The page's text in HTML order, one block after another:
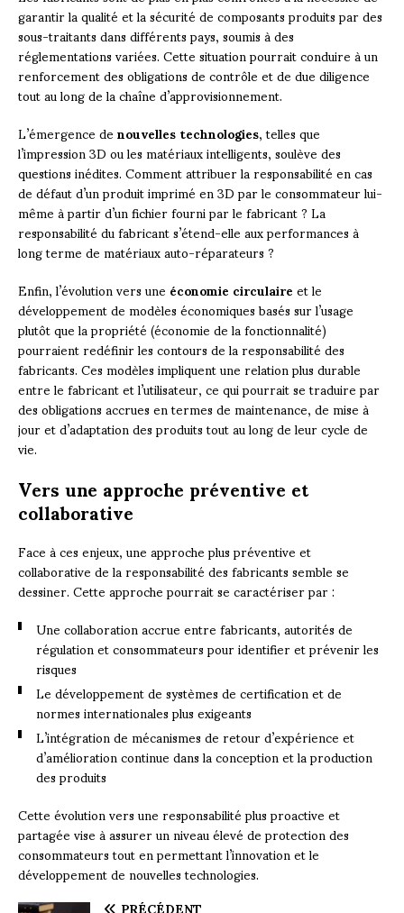
garantir la qualité et la sécurité de composants produits par des
sous-traitants dans différents pays, soumis à des
réglementations variées. Cette situation pourrait conduire à un
renforcement des obligations de contrôle et de due diligence
tout au long de la chaîne d’approvisionnement.
L’émergence denouvelles technologies, telles que
l’impression 3D ou les matériaux intelligents, soulève des
questions inédites. Comment attribuer la responsabilité en cas
de défaut d’un produit imprimé en 3D par le consommateur lui-
même à partir d’un fichier fourni par le fabricant ? La
responsabilité du fabricant s’étend-elle aux performances à
long terme de matériaux auto-réparateurs ?
Enfin, l’évolution vers uneéconomie circulaireet le
développement de modèles économiques basés sur l’usage
plutôt que la propriété (économie de la fonctionnalité)
pourraient redéfinir les contours de la responsabilité des
fabricants. Ces modèles impliquent une relation plus durable
entre le fabricant et l’utilisateur, ce qui pourrait se traduire par
des obligations accrues en termes de maintenance, de mise à
jour et d’adaptation des produits tout au long de leur cycle de
vie.
Vers une approche préventive et
collaborative
Face à ces enjeux, une approche plus préventive et
collaborative de la responsabilité des fabricants semble se
dessiner. Cette approche pourrait se caractériser par :
Une collaboration accrue entre fabricants, autorités de
régulation et consommateurs pour identifier et prévenir les
risques
Le développement de systèmes de certification et de
normes internationales plus exigeants
L’intégration de mécanismes de retour d’expérience et
d’amélioration continue dans la conception et la production
des produits
Cette évolution vers une responsabilité plus proactive et
partagée vise à assurer un niveau élevé de protection des
consommateurs tout en permettant l’innovation et le
développement de nouvelles technologies.